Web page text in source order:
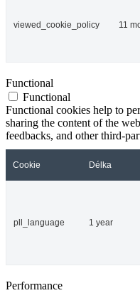
viewed_cookie_policy 11
Functional
Functional
Functional cookies help to
sharing the content of the
feedbacks, and other third-
Cookie Délka
pll_language 1 year
Performance